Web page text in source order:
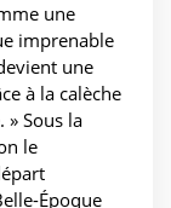
une
imprenable
une
à la calèche
» Sous la
le
Époque